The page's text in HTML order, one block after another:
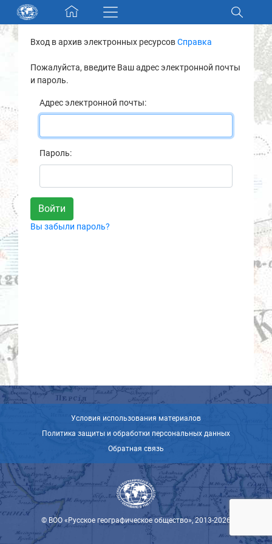
Skip navigation
Разделы и коллекции
Электронный каталог
Новости
О нас
Контакты
Партнеры
Вход в архив электронных ресурсовСправка
Пожалуйста, введите Ваш адрес электронной почты
и пароль.
Адрес электронной почты:
Пароль:
Вы забыли пароль?
Условия использования материалов
Политика защиты и обработки персональных данных
Обратная связь
© ВОО «Русское географическое общество», 2013-2026